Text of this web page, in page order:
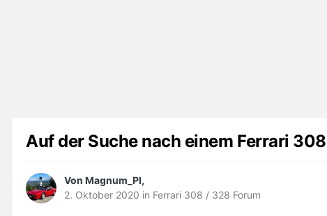
Auf der Suche nach einem Ferrari 308
Von Magnum_PI,
2. Oktober 2020 in Ferrari 308 / 328 Forum